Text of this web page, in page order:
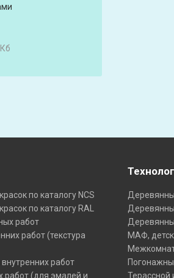
по каталогу NCS
по каталогу RAL
работ
работ (текстура
работ
работ (для эмалей и
МАФ,
Терассной